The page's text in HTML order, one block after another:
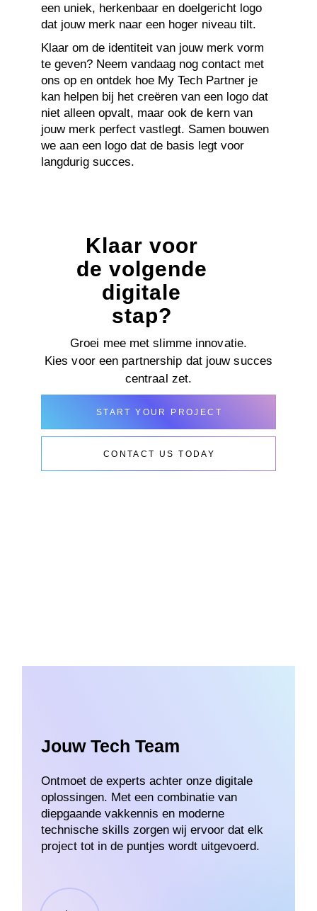
een uniek, herkenbaar en doelgericht logo
dat jouw merk naar een hoger niveau tilt.
Klaar om de identiteit van jouw merk vorm
te geven? Neem vandaag nog contact met
ons op en ontdek hoe My Tech Partner je
kan helpen bij het creëren van een logo dat
niet alleen opvalt, maar ook de kern van
jouw merk perfect vastlegt. Samen bouwen
we aan een logo dat de basis legt voor
langdurig succes.
Klaar voor
de volgende
digitale
stap?
Groei mee met slimme innovatie.
Kies voor een partnership dat jouw succes
centraal zet.
START YOUR PROJECT
CONTACT US TODAY
Jouw Tech Team
Ontmoet de experts achter onze digitale
oplossingen. Met een combinatie van
diepgaande vakkennis en moderne
technische skills zorgen wij ervoor dat elk
project tot in de puntjes wordt uitgevoerd.